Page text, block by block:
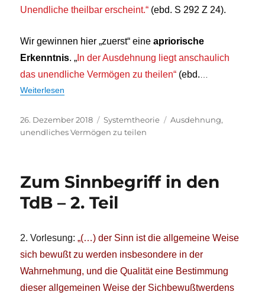
Unendliche theilbar erscheint.“ (ebd. S 292 Z 24).
Wir gewinnen hier „zuerst“ eineapriorische
Erkenntnis. „ In der Ausdehnung liegt anschaulich
das unendliche Vermögen zu theilen“ (ebd.
Weiterlesen
Veröffentlicht
am
26. Dezember 2018 Kategorien
Systemtheorie Schlagwörter
Ausdehnung,
unendliches Vermögen zu teilen
Zum Sinnbegriff in den
TdB – 2. Teil
2. Vorlesung:„(…) der Sinn ist die allgemeine Weise
sich bewußt zu werden insbesondere in der
Wahrnehmung, und die Qualität eine Bestimmung
dieser allgemeinen Weise der Sichbewußtwerdens